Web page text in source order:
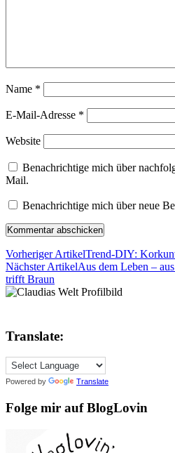
Name *
E-Mail-Adresse *
Website
Benachrichtige mich über
Mail.
Benachrichtige mich über neue
Vorheriger ArtikelTrend-DIY:
Nächster ArtikelAus dem Leben –
trifft Braun
Translate:
Powered by Translate
Folge mir auf BlogLovin